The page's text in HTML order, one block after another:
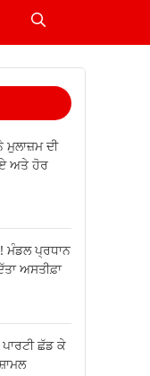
ਦੀ
ਅਤੇ ਹੋਰ
ਮੰਡਲ ਪ੍ਰਧਾਨ
ਅਸਤੀਫ਼ਾ
ਛੱਡ ਕੇ